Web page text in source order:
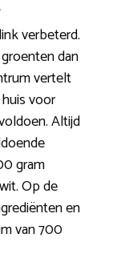
verbeterd.
dan
vertelt
voor
Altijd
gram
Op de
en
van 700